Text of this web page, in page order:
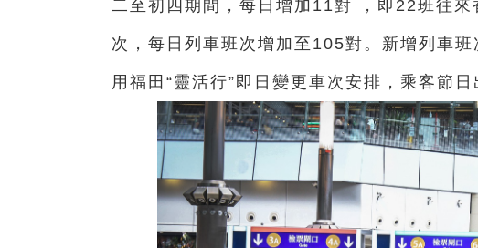
二至初四期間，每日增加11對 ，即22班往
次，每日列車班次增加至105對。新增列車
用福田“靈活行”即日變更車次安排，乘客節日